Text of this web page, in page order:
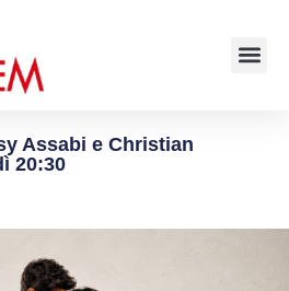
Assabi e Christian
20:30